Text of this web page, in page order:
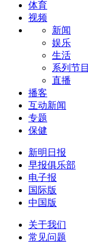
体育
视频
新闻
娱乐
生活
系列节目
直播
播客
互动新闻
专题
保健
新明日报
早报俱乐部
电子报
国际版
中国版
关于我们
常见问题